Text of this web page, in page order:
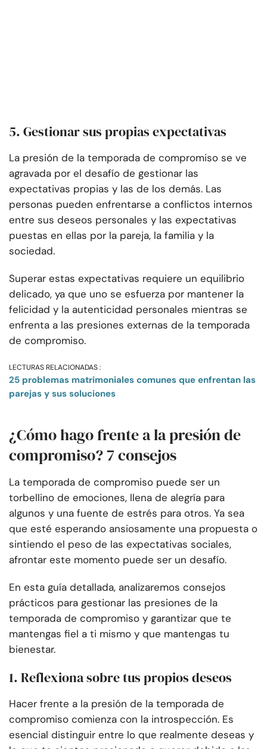
5. Gestionar sus propias expectativas
La presión de la temporada de compromiso se ve
agravada por el desafío de gestionar las
expectativas propias y las de los demás. Las
personas pueden enfrentarse a conflictos internos
entre sus deseos personales y las expectativas
puestas en ellas por la pareja, la familia y la
sociedad.
Superar estas expectativas requiere un equilibrio
delicado, ya que uno se esfuerza por mantener la
felicidad y la autenticidad personales mientras se
enfrenta a las presiones externas de la temporada
de compromiso.
LECTURAS RELACIONADAS :
25 problemas matrimoniales comunes que enfrentan las
parejas y sus soluciones
¿Cómo hago frente a la presión de
compromiso? 7 consejos
La temporada de compromiso puede ser un
torbellino de emociones, llena de alegría para
algunos y una fuente de estrés para otros. Ya sea
que esté esperando ansiosamente una propuesta o
sintiendo el peso de las expectativas sociales,
afrontar este momento puede ser un desafío.
En esta guía detallada, analizaremos consejos
prácticos para gestionar las presiones de la
temporada de compromiso y garantizar que te
mantengas fiel a ti mismo y que mantengas tu
bienestar.
1. Reflexiona sobre tus propios deseos
Hacer frente a la presión de la temporada de
compromiso comienza con la introspección. Es
esencial distinguir entre lo que realmente deseas y